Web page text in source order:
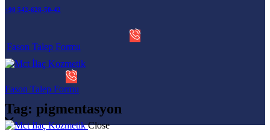
+90 542-628-50-42
Fason Talep Formu
Fason Talep Formu
Tag: pigmentasyon
Close